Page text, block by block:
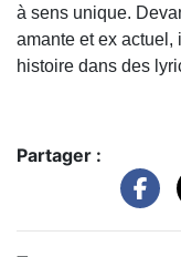
à sens unique.
amante et ex actuel,
histoire dans des
Partager :